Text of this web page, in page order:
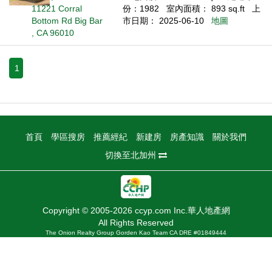
11221 Corral
Bottom Rd Big Bar
, CA 96010
份：1982
室內面積： 893 sq.ft
上
市日期： 2025-06-10
地圖
1
首頁 學區搜房 推薦經紀 新建房 房產知識
關於我們
切換至北加州
Copyright © 2005-2026 ccyp.com Inc.華人地產網
All Rights Reserved
The Onion Realty Group Gorden Kao Team CA DRE #01849444